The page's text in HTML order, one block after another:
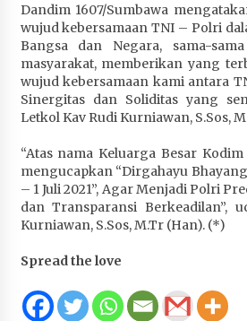
Terapkan “Polantas Menyapa”,
Sumbawa Berupaya Wujudkan Pelayanan
Kepolisian yang Profesional
1 bulan ago
Capaian Program Pemerintah
1 bulan ago
Dandim 1607/Sumbawa
wujud kebersamaan TNI – Polri
Bangsa dan Negara, sama-
masyarakat, memberikan yang
wujud kebersamaan kami antara
Sinergitas dan Soliditas yang
Letkol Kav Rudi Kurniawan, S.Sos,
“Atas nama Keluarga Besar Kodim
mengucapkan “Dirgahayu
– 1 Juli 2021”, Agar Menjadi Polri
dan Transparansi Berkeadilan”,
Kurniawan, S.Sos, M.Tr (Han). (*)
Spread the love